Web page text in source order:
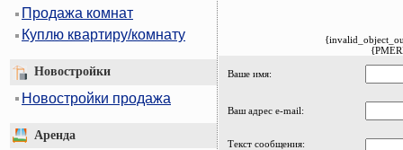
Продажа комнат
Куплю квартиру/комнату
Новостройки
Новостройки продажа
Аренда
Ваше имя:
Ваш адрес e-mail:
Текст сообщения: